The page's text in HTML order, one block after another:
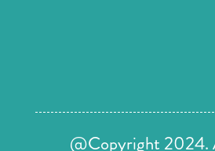
@Copyright 2024.